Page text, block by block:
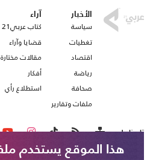
الأخبار
سياسة
تغطيات
اقتصاد
رياضة
صحافة
ملفات وتقارير
آراء
كتاب عربي21
قضايا وآراء
مقالات مختارة
أفكار
استطلاع رأي
تابعنا على
هذا الموقع يستخدم